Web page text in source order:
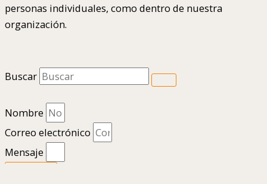
personas individuales, como dentro de nuestra
organización.
Buscar
Nombre
Correo electrónico
Mensaje